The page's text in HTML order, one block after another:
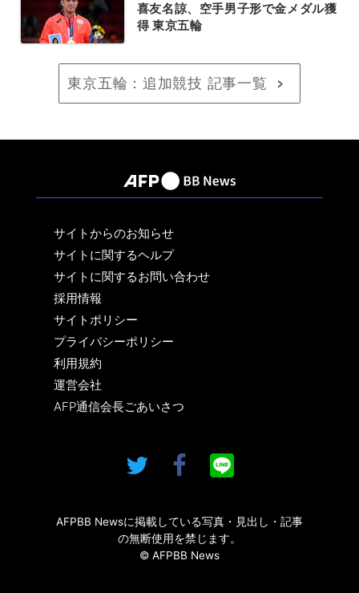
喜友名諒、空手男子形で金メダル獲
得 東京五輪
東京五輪：追加競技 記事一覧 >
サイトからのお知らせ
サイトに関するヘルプ
サイトに関するお問い合わせ
採用情報
サイトポリシー
プライバシーポリシー
利用規約
運営会社
AFP通信会長ごあいさつ
AFPBB Newsに掲載している写真・見出し・記事
の無断使用を禁じます。
© AFPBB News